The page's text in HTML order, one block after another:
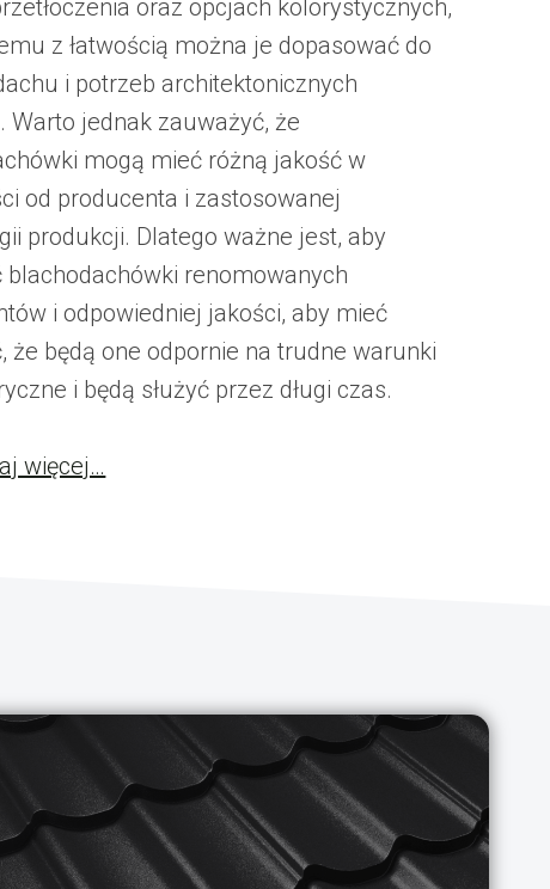
oraz opcjach kolorystycznych,
z łatwością można je dopasować do
i potrzeb architektonicznych
Warto jednak zauważyć, że
mogą mieć różną jakość w
od producenta i zastosowanej
produkcji. Dlatego ważne jest, aby
blachodachówki renomowanych
i odpowiedniej jakości, aby mieć
że będą one odpornie na trudne warunki
i będą służyć przez długi czas.
więcej…